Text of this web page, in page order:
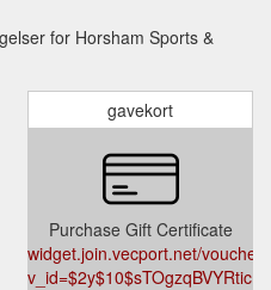
or 5 pm & 7.30 pm and we
https://www.hscc.org.au/
Football Tipping; Club in the
Gaming; Membership
About Us; Search for:
Brim Silos Tables &
The Brim Active Community
these tables and chairs
https://www.hscc.org.au/brim-
for Horsham Sports &
gavekort
Purchase Gift Certificate
widget.join.vecport.net/